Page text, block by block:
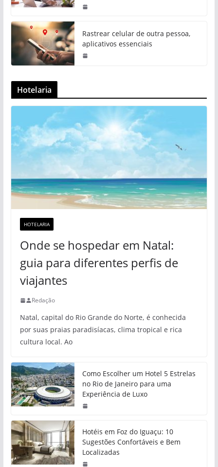
Rastrear celular de outra pessoa,
aplicativos essenciais
Hotelaria
HOTELARIA
Onde se hospedar em Natal:
guia para diferentes perfis de
viajantes
Redação
Natal, capital do Rio Grande do Norte, é conhecida
por suas praias paradisíacas, clima tropical e rica
cultura local. Ao
Como Escolher um Hotel 5 Estrelas
no Rio de Janeiro para uma
Experiência de Luxo
Hotéis em Foz do Iguaçu: 10
Sugestões Confortáveis e Bem
Localizadas